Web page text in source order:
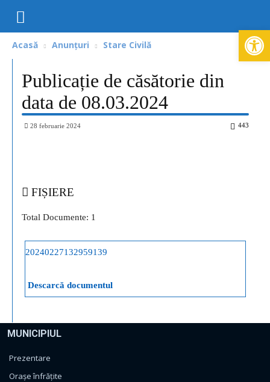
Acasă Anunțuri Stare Civilă
Publicație de căsătorie din
data de 08.03.2024
28 februarie 2024 443
FIȘIERE
Total Documente: 1
20240227132959139
Descarcă documentul
MUNICIPIUL
Prezentare
Orașe înfrățite
Deschide